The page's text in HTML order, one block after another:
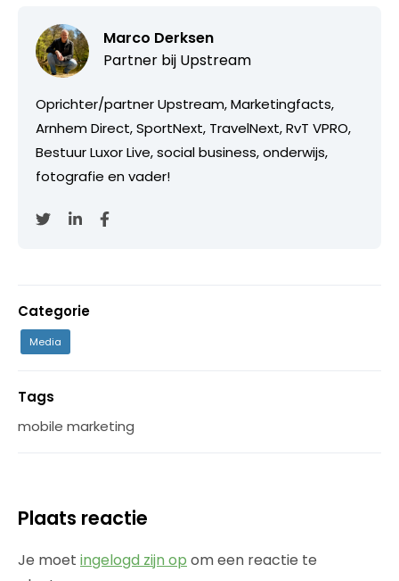
Marco Derksen
Partner bij Upstream
Oprichter/partner Upstream, Marketingfacts,
Arnhem Direct, SportNext, TravelNext, RvT VPRO,
Bestuur Luxor Live, social business, onderwijs,
fotografie en vader!
Categorie
Media
Tags
mobile marketing
Plaats reactie
Je moet ingelogd zijn op om een reactie te